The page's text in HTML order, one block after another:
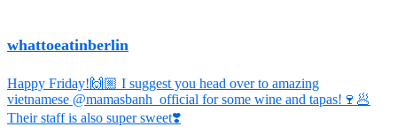
whattoeatinberlin
Happy Friday!🙌🏼 I suggest you head over to amazing
vietnamese @mamasbanh_official for some wine and tapas!🍷🥟
Their staff is also super sweet❣️